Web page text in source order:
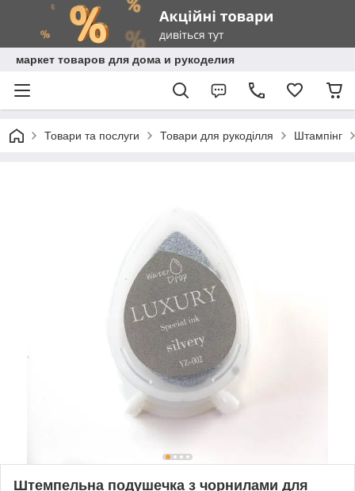
маркет товаров для дома и рукоделия
Товари та послуги Товари для рукоділля Штампінг
Штемпельна подушечка з чорнилами для